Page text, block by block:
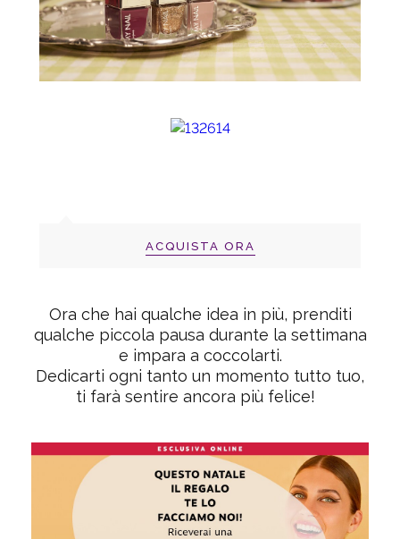
ACQUISTA ORA
Ora che hai qualche idea in più, prenditi
qualche piccola pausa durante la settimana
e impara a coccolarti.
Dedicarti ogni tanto un momento tutto tuo,
ti farà sentire ancora più felice!